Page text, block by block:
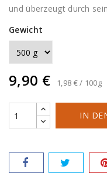
und überzeugt durch
Gewicht
9,90 € 1,98 € / 100g
IN